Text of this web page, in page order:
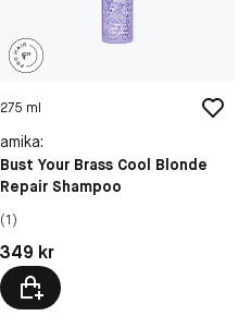
275 ml
amika:
Bust Your Brass Cool Blonde
Repair Shampoo
(1)
Pris: 349 kr
349 kr